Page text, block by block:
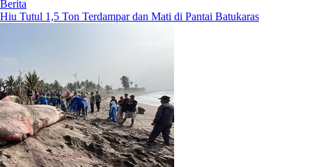
Berita
Hiu Tutul 1,5 Ton Terdampar dan Mati di Pantai Batukaras